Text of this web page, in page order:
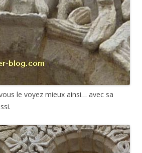
le voyez mieux ainsi… avec sa